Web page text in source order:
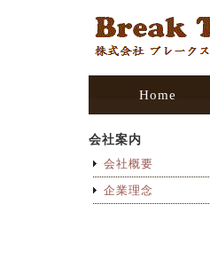
Home
会社案内
会社概要
企業理念